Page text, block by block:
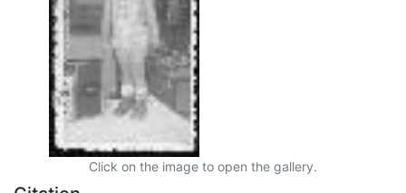
Click on the image to open the gallery.